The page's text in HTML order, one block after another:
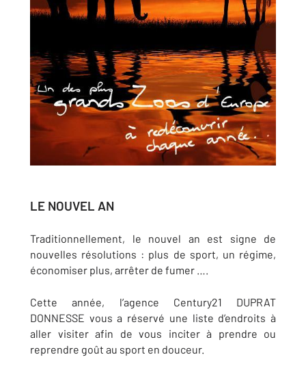
LE NOUVEL AN
Traditionnellement, le nouvel an est signe de
nouvelles résolutions : plus de sport, un régime,
économiser plus, arrêter de fumer ….
Cette année, l’agence Century21 DUPRAT
DONNESSE vous a réservé une liste d’endroits à
aller visiter afin de vous inciter à prendre ou
reprendre goût au sport en douceur.